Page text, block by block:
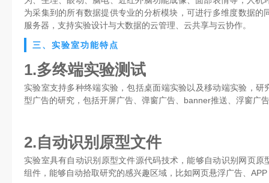
为采集到的所有数据提供专业的分析模块，可进行多维度数据
服务器，支持实验设计与大数据的云管理、云共享与云协作。
三、实验室功能特点
1.多终端实验测试
实验室支持多种终端实验，包括桌面端实验以及移动端实验，
型广告的研究，包括开屏广告、弹窗广告、banner推送、浮窗广
2.自动识别原型文件
实验室具有自动识别原型文件源代码技术，能够自动识别网页
组件，能够自动拾取研究的感兴趣区域，比如网页悬浮广告、